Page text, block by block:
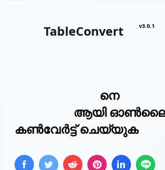
TableConvert v3.0.1
നെ
ആയി
കൺവേർട്ട് ചെയ്യുക